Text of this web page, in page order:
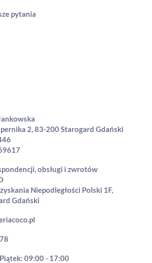
pytania
2, 83-200 Starogard Gdański
obsługi i zwrotów
Niepodległości Polski 1F,
Gdański
09:00 - 17:00